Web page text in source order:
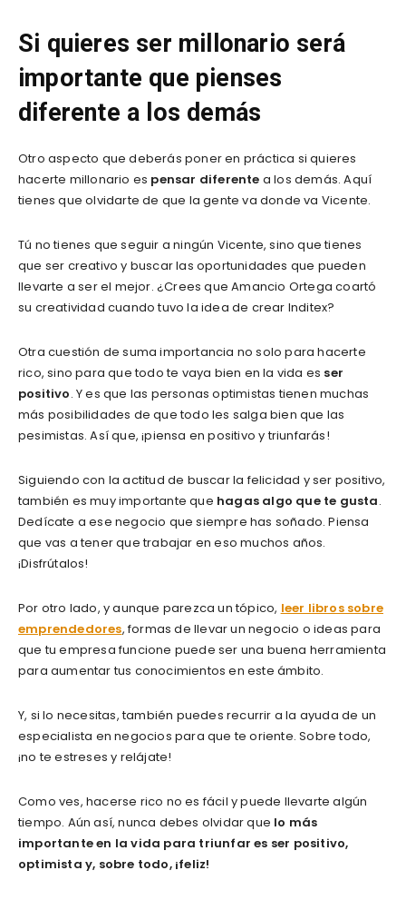
Si quieres ser millonario será
importante que pienses
diferente a los demás
Otro aspecto que deberás poner en práctica si quieres
hacerte millonario es pensar diferente a los demás. Aquí
tienes que olvidarte de que la gente va donde va Vicente.
Tú no tienes que seguir a ningún Vicente, sino que tienes
que ser creativo y buscar las oportunidades que pueden
llevarte a ser el mejor. ¿Crees que Amancio Ortega coartó
su creatividad cuando tuvo la idea de crear Inditex?
Otra cuestión de suma importancia no solo para hacerte
rico, sino para que todo te vaya bien en la vida es ser
positivo. Y es que las personas optimistas tienen muchas
más posibilidades de que todo les salga bien que las
pesimistas. Así que, ¡piensa en positivo y triunfarás!
Siguiendo con la actitud de buscar la felicidad y ser positivo,
también es muy importante que hagas algo que te gusta.
Dedícate a ese negocio que siempre has soñado. Piensa
que vas a tener que trabajar en eso muchos años.
¡Disfrútalos!
Por otro lado, y aunque parezca un tópico, leer libros sobre
emprendedores, formas de llevar un negocio o ideas para
que tu empresa funcione puede ser una buena herramienta
para aumentar tus conocimientos en este ámbito.
Y, si lo necesitas, también puedes recurrir a la ayuda de un
especialista en negocios para que te oriente. Sobre todo,
¡no te estreses y relájate!
Como ves, hacerse rico no es fácil y puede llevarte algún
tiempo. Aún así, nunca debes olvidar que lo más
importante en la vida para triunfar es ser positivo,
optimista y, sobre todo, ¡feliz!